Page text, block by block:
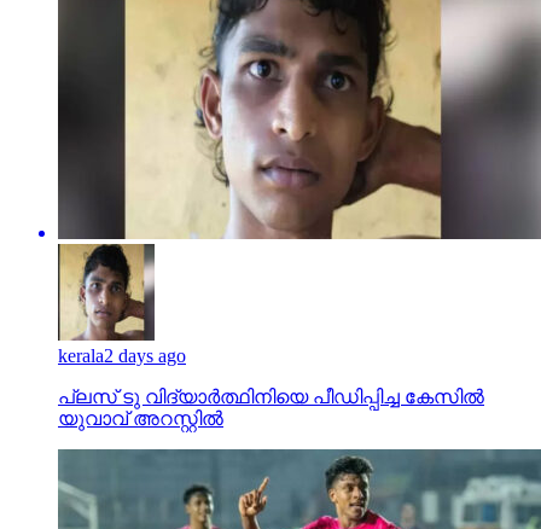
kerala2 days ago
പ്ലസ് ടു വിദ്യാര്‍ത്ഥിനിയെ പീഡിപ്പിച്ച കേസില്‍
യുവാവ് അറസ്റ്റില്‍